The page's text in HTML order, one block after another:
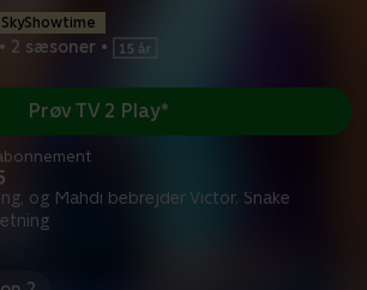
• 2 sæsoner •
og Mahdi bebrejder Victor. Snake
Prøv TV 2 Play*